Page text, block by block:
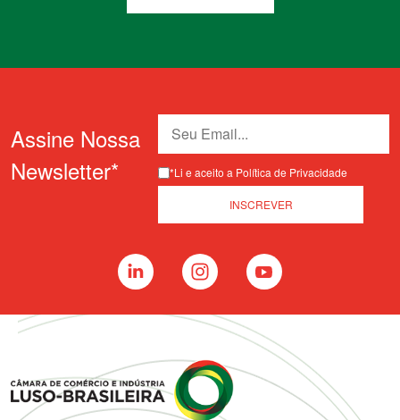
Assine Nossa
Newsletter*
*Li e aceito a Política de Privacidade